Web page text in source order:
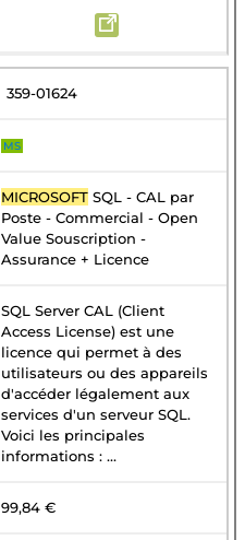
359-01624
MS
MICROSOFT SQL - CAL par
Poste - Commercial - Open
Value Souscription -
Assurance + Licence
SQL Server CAL (Client
Access License) est une
licence qui permet à des
utilisateurs ou des appareils
d'accéder légalement aux
services d'un serveur SQL.
Voici les principales
informations : ...
99,84 €